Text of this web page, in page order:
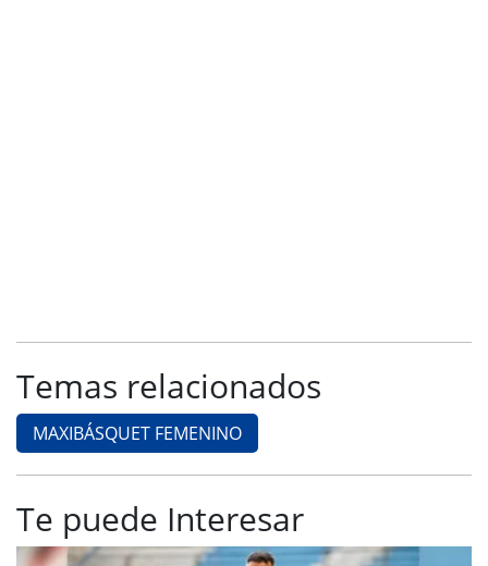
Temas relacionados
MAXIBÁSQUET FEMENINO
Te puede Interesar